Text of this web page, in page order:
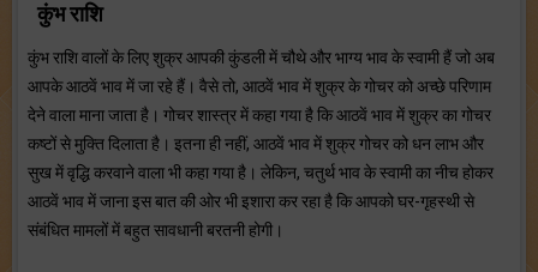
कुंभ राशि
कुंभ राशि वालों के लिए शुक्र आपकी कुंडली में चौथे और भाग्य भाव के स्वामी हैं जो अब
आपके आठवें भाव में जा रहे हैं। वैसे तो, आठवें भाव में शुक्र के गोचर को अच्छे परिणाम
देने वाला माना जाता है। गोचर शास्त्र में कहा गया है कि आठवें भाव में शुक्र का गोचर
कष्टों से मुक्ति दिलाता है। इतना ही नहीं, आठवें भाव में शुक्र गोचर को धन लाभ और
सुख में वृद्धि करवाने वाला भी कहा गया है। लेकिन, चतुर्थ भाव के स्वामी का नीच होकर
आठवें भाव में जाना इस बात की ओर भी इशारा कर रहा है कि आपको घर-गृहस्थी से
संबंधित मामलों में बहुत सावधानी बरतनी होगी।